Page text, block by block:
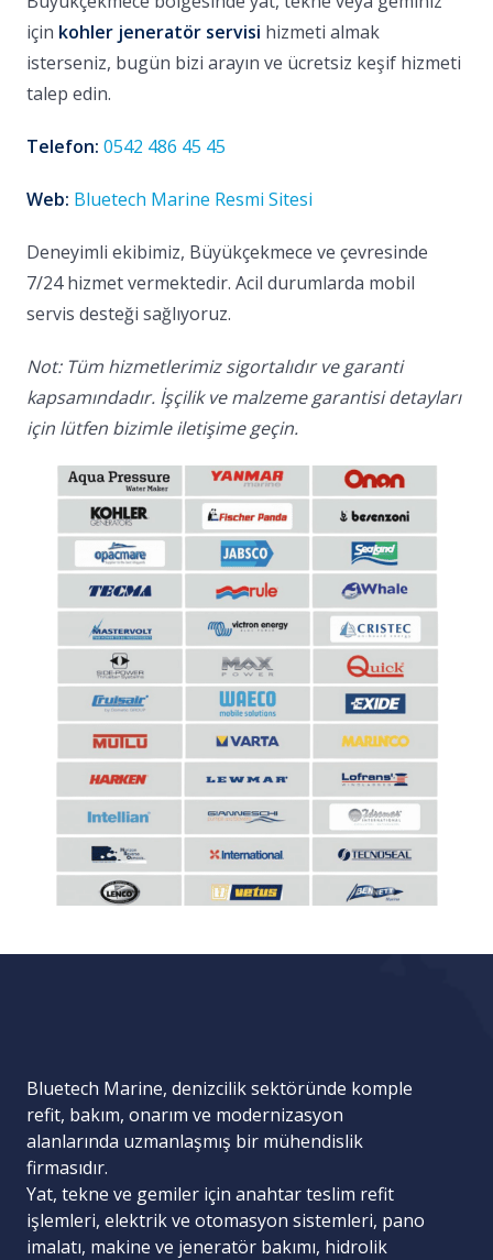
için kohler jeneratör servisi hizmeti almak
isterseniz, bugün bizi arayın ve ücretsiz keşif hizmeti
talep edin.
Telefon: 0542 486 45 45
Web: Bluetech Marine Resmi Sitesi
Deneyimli ekibimiz, Büyükçekmece ve çevresinde
7/24 hizmet vermektedir. Acil durumlarda mobil
servis desteği sağlıyoruz.
Not: Tüm hizmetlerimiz sigortalıdır ve garanti
kapsamındadır. İşçilik ve malzeme garantisi detayları
için lütfen bizimle iletişime geçin.
Bluetech Marine, denizcilik sektöründe komple
refit, bakım, onarım ve modernizasyon
alanlarında uzmanlaşmış bir mühendislik
firmasıdır.
Yat, tekne ve gemiler için anahtar teslim refit
işlemleri, elektrik ve otomasyon sistemleri, pano
imalatı, makine ve jeneratör bakımı, hidrolik